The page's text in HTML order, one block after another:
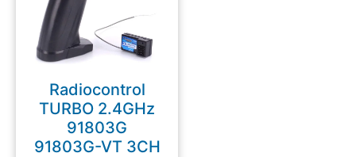
Radiocontrol
TURBO 2.4GHz
91803G
91803G-VT 3CH